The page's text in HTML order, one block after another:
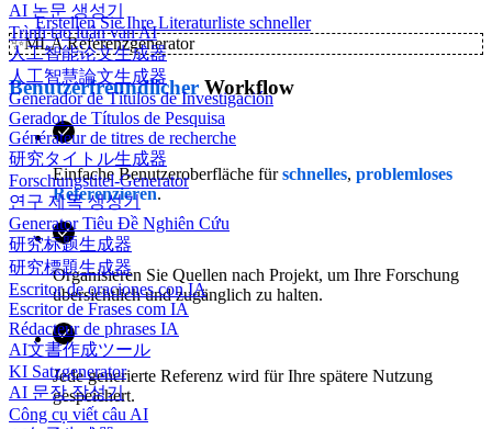
AI 논문 생성기
Trình tạo luận văn AI
人工智能论文生成器
人工智慧論文生成器
Generador de Títulos de Investigación
Gerador de Títulos de Pesquisa
Générateur de titres de recherche
研究タイトル生成器
Forschungstitel-Generator
연구 제목 생성기
Generator Tiêu Đề Nghiên Cứu
研究标题生成器
研究標題生成器
Escritor de oraciones con IA
Escritor de Frases com IA
Rédacteur de phrases IA
AI文書作成ツール
KI Satzgenerator
AI 문장 작성기
Công cụ viết câu AI
Erstellen Sie Ihre Literaturliste schneller
✨MLA Referenzgenerator
Benutzerfreundlicher Workflow
Einfache Benutzeroberfläche fürschnelles, problemloses
Referenzieren.
Organisieren Sie Quellen nach Projekt, um Ihre Forschung
übersichtlich und zugänglich zu halten.
Jede generierte Referenz wird für Ihre spätere Nutzung
gespeichert.